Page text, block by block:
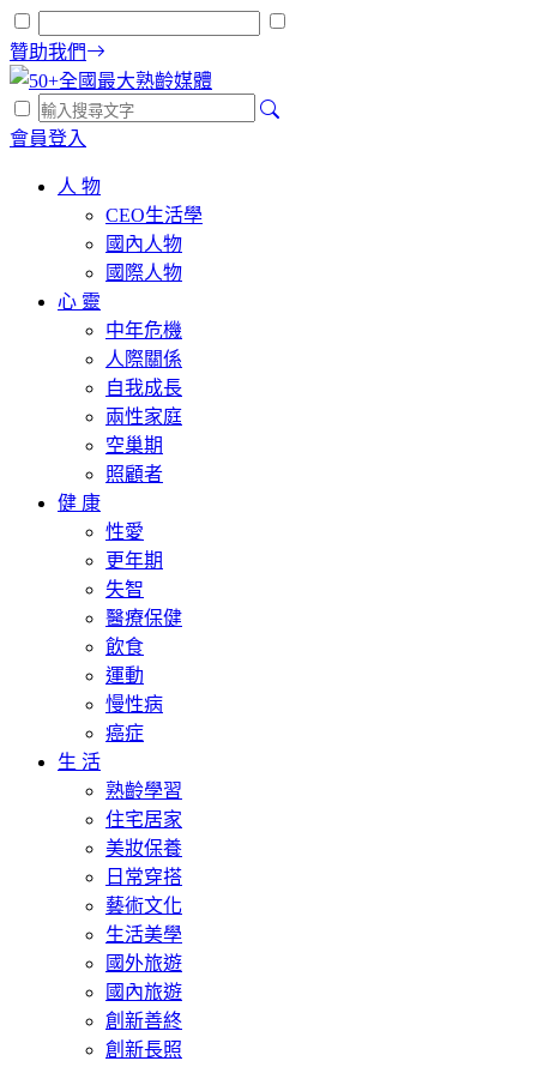
贊助我們
會員登入
人 物
CEO生活學
國內人物
國際人物
心 靈
中年危機
人際關係
自我成長
兩性家庭
空巢期
照顧者
健 康
性愛
更年期
失智
醫療保健
飲食
運動
慢性病
癌症
生 活
熟齡學習
住宅居家
美妝保養
日常穿搭
藝術文化
生活美學
國外旅遊
國內旅遊
創新善終
創新長照